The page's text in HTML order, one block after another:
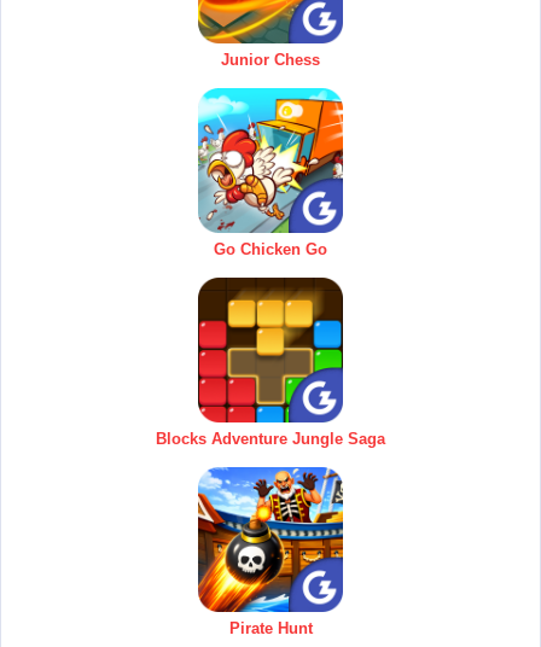
Junior Chess
Go Chicken Go
Blocks Adventure Jungle Saga
Pirate Hunt